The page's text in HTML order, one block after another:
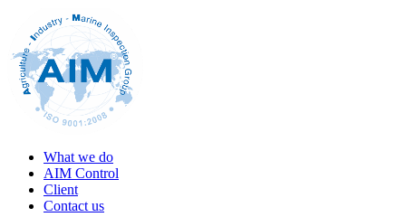
What we do
AIM Control
Client
Contact us